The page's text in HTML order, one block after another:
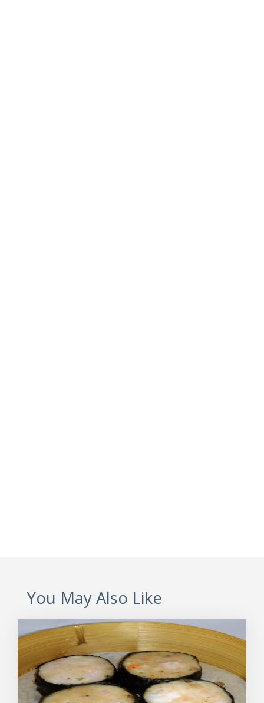
You May Also Like